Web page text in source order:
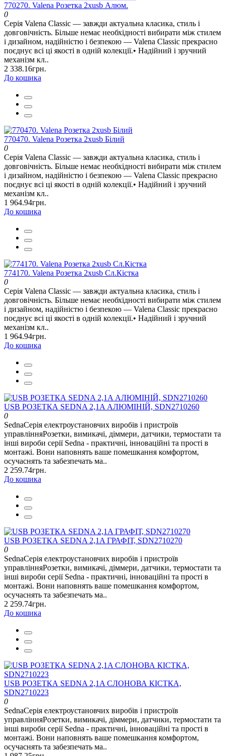
770270. Valena Розетка 2хusb Алюм.
0
Серія Valena Classic — завжди актуальна класика, стиль і
довговічність. Більше немає необхідності вибирати між стилем
і дизайном, надійністю і безпекою — Valena Classic прекрасно
поєднує всі ці якості в одній колекції.• Надійний і зручний
механізм кл..
2 338.16грн.
До кошика
770470. Valena Розетка 2хusb Білий
0
Серія Valena Classic — завжди актуальна класика, стиль і
довговічність. Більше немає необхідності вибирати між стилем
і дизайном, надійністю і безпекою — Valena Classic прекрасно
поєднує всі ці якості в одній колекції.• Надійний і зручний
механізм кл..
1 964.94грн.
До кошика
774170. Valena Розетка 2хusb Сл.Кістка
0
Серія Valena Classic — завжди актуальна класика, стиль і
довговічність. Більше немає необхідності вибирати між стилем
і дизайном, надійністю і безпекою — Valena Classic прекрасно
поєднує всі ці якості в одній колекції.• Надійний і зручний
механізм кл..
1 964.94грн.
До кошика
USB РОЗЕТКА SEDNA 2,1A АЛЮМІНІЙ, SDN2710260
0
SednaСерія електроустановчих виробів і пристроїв
управлінняРозетки, вимикачі, діммери, датчики, термостати та
інші вироби серії Sedna - практичні, інноваційні та прості в
монтажі. Вони наповнять ваше помешкання комфортом,
осучаснять та забезпечать ма..
2 259.74грн.
До кошика
USB РОЗЕТКА SEDNA 2,1A ГРАФІТ, SDN2710270
0
SednaСерія електроустановчих виробів і пристроїв
управлінняРозетки, вимикачі, діммери, датчики, термостати та
інші вироби серії Sedna - практичні, інноваційні та прості в
монтажі. Вони наповнять ваше помешкання комфортом,
осучаснять та забезпечать ма..
2 259.74грн.
До кошика
USB РОЗЕТКА SEDNA 2,1A СЛОНОВА КІСТКА,
SDN2710223
0
SednaСерія електроустановчих виробів і пристроїв
управлінняРозетки, вимикачі, діммери, датчики, термостати та
інші вироби серії Sedna - практичні, інноваційні та прості в
монтажі. Вони наповнять ваше помешкання комфортом,
осучаснять та забезпечать ма..